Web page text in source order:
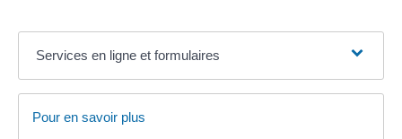
Services en ligne et formulaires
Pour en savoir plus